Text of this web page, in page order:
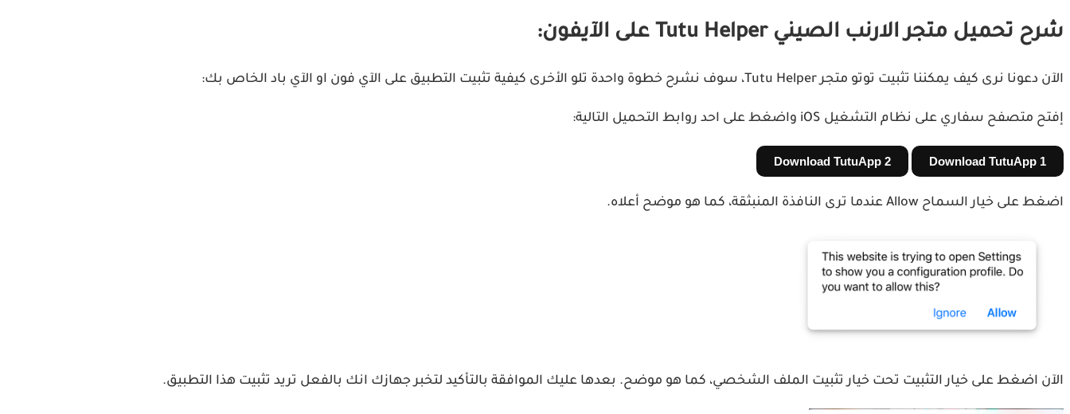
شرح تحميل متجر الارنب الصيني Tutu Helper على الآيفون:
الآن دعونا نرى كيف يمكننا تثبيت توتو متجر Tutu Helper، سوف نشرح خطوة واحدة تلو الأخرى كيفية تثبيت التطبيق على الآي فون او الآي باد الخاص بك:
إفتح متصفح سفاري على نظام التشغيل iOS واضغط على احد روابط التحميل التالية:
Download TutuApp 1
Download TutuApp 2
اضغط على خيار السماح Allow عندما ترى النافذة المنبثقة، كما هو موضح أعلاه.
الآن اضغط على خيار التثبيت تحت خيار تثبيت الملف الشخصي، كما هو موضح. بعدها عليك الموافقة بالتأكيد لتخبر جهازك انك بالفعل تريد تثبيت هذا التطبيق.